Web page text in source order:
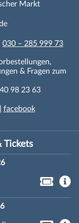
Markt
030 – 285 999 73
& Fragen zum
98 23 63
facebook
Tickets